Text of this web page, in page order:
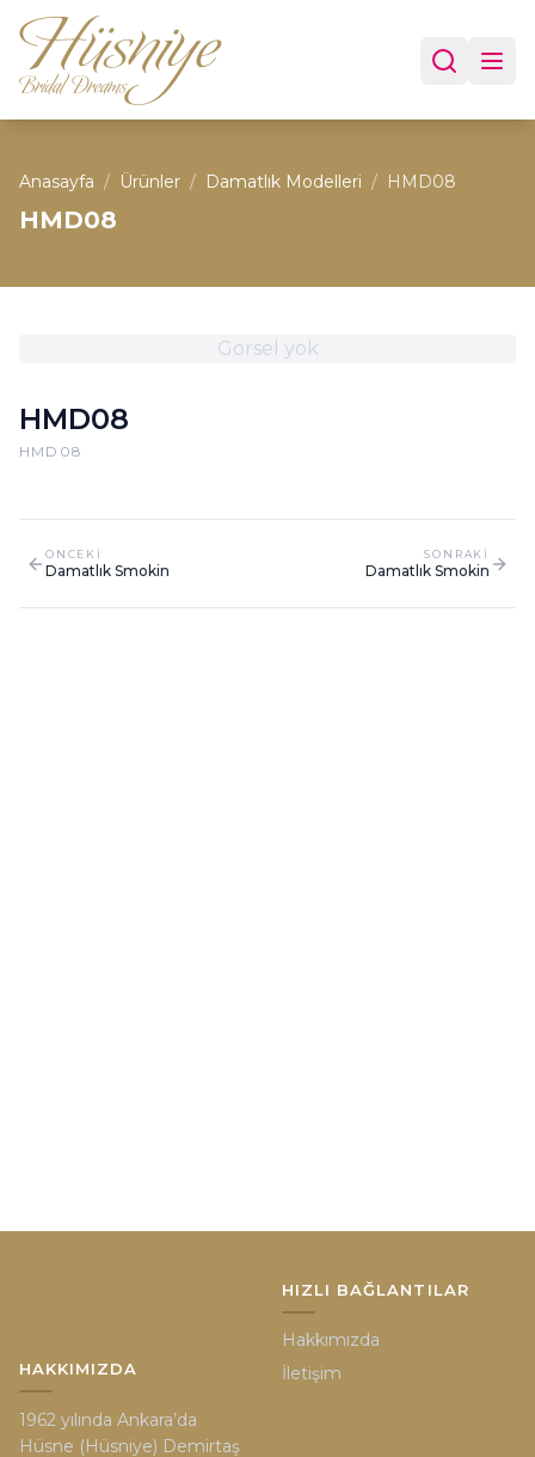
Anasayfa / Ürünler / Damatlık Modelleri / HMD08
HMD08
Görsel yok
HMD08
HMD08
ONCEKI
Damatlık Smokin
SONRAKI
Damatlık Smokin
HAKKIMIZDA
1962 yılında Ankara’da
Hüsne (Hüsniye) Demirtaş
HIZLI BAĞLANTILAR
Hakkımızda
İletişim